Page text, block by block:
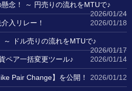
念！ ～ 円売りの流れをMTUで♪
2026/01/24
入リレー！
2026/01/18
～ ドル売りの流れをMTUで♪
2026/01/17
ペア一括変更ツール♪
2026/01/14
Pair Change】を公開！ 2026/01/12